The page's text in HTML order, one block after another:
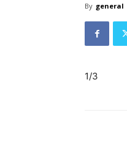
By general
1/3